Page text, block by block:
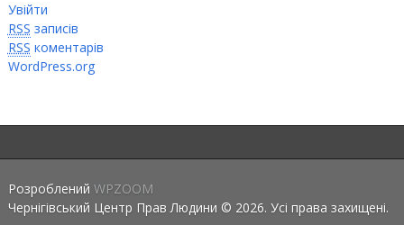
Увійти
RSS записів
RSS коментарів
WordPress.org
Розроблений WPZOOM
Чернігівський Центр Прав Людини © 2026. Усі права захищені.